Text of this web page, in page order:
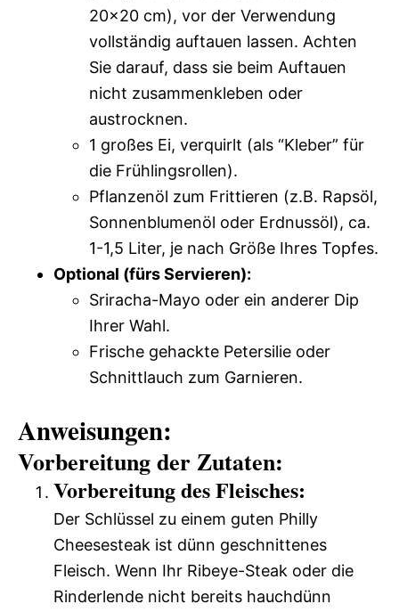
20×20 cm), vor der Verwendung
vollständig auftauen lassen. Achten
Sie darauf, dass sie beim Auftauen
nicht zusammenkleben oder
austrocknen.
1 großes Ei, verquirlt (als “Kleber” für
die Frühlingsrollen).
Pflanzenöl zum Frittieren (z.B. Rapsöl,
Sonnenblumenöl oder Erdnussöl), ca.
1-1,5 Liter, je nach Größe Ihres Topfes.
Optional (fürs Servieren):
Sriracha-Mayo oder ein anderer Dip
Ihrer Wahl.
Frische gehackte Petersilie oder
Schnittlauch zum Garnieren.
Anweisungen:
Vorbereitung der Zutaten:
Vorbereitung des Fleisches:
Der Schlüssel zu einem guten Philly
Cheesesteak ist dünn geschnittenes
Fleisch. Wenn Ihr Ribeye-Steak oder die
Rinderlende nicht bereits hauchdünn